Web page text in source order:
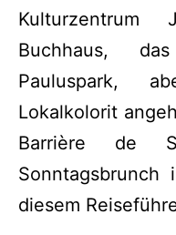
Kulturzentrum
Buchhaus,
Pauluspark,
Lokalkolorit
Barrière de
diesem